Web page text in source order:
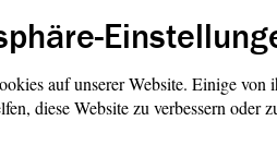
hat sich erstmals in
18. März 2026 mit dem
und die schriftliche
Spitzenverbände
Stellungnahmen liegen in
3 vor und fanden
auf unserer Website. Einige von
diese Website zu verbessern